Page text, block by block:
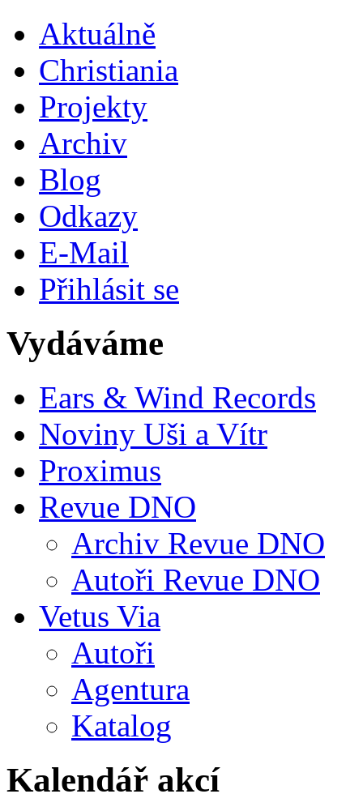
Aktuálně
Christiania
Projekty
Archiv
Blog
Odkazy
E-Mail
Přihlásit se
Vydáváme
Ears & Wind Records
Noviny Uši a Vítr
Proximus
Revue DNO
Archiv Revue DNO
Autoři Revue DNO
Vetus Via
Autoři
Agentura
Katalog
Kalendář akcí